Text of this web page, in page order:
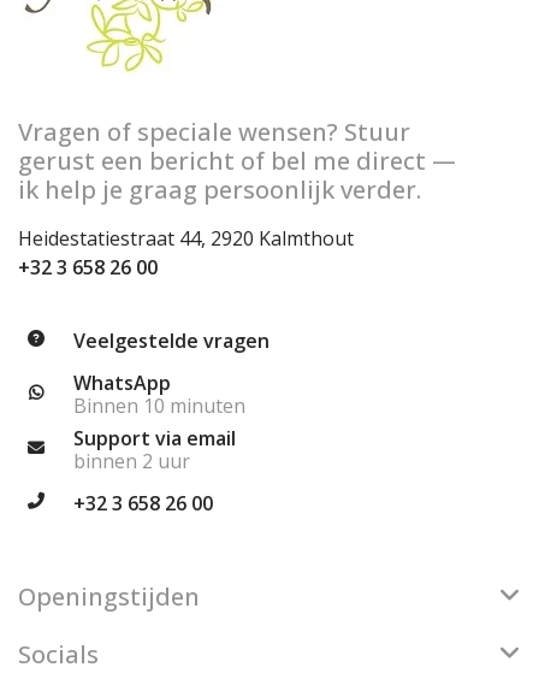
Vragen of speciale wensen? Stuur
gerust een bericht of bel me direct —
ik help je graag persoonlijk verder.
Heidestatiestraat 44, 2920 Kalmthout
+32 3 658 26 00
Veelgestelde vragen
WhatsApp
Binnen 10 minuten
Support via email
binnen 2 uur
+32 3 658 26 00
Openingstijden
Socials